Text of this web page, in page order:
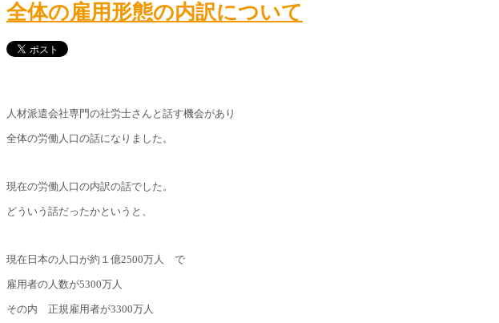
全体の雇用形態の内訳について
人材派遣会社専門の社労士さんと話す機会があり
全体の労働人口の話になりました。
現在の労働人口の内訳の話でした。
どういう話だったかというと、
現在日本の人口が約１億2500万人 で
雇用者の人数が5300万人
その内 正規雇用者が3300万人